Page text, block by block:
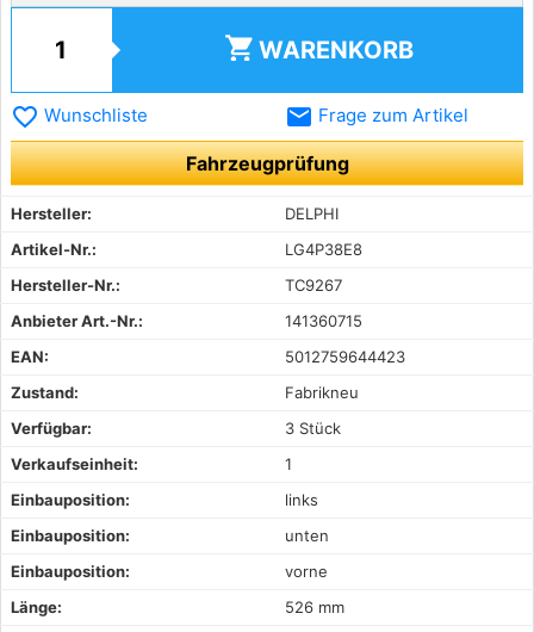
shopping_cart WARENKORB
favorite_border Wunschliste email Frage zum Artikel
Fahrzeugprüfung
Hersteller:
DELPHI
Artikel-Nr.:
LG4P38E8
Hersteller-Nr.:
TC9267
Anbieter Art.-Nr.:
141360715
EAN:
5012759644423
Zustand:
Fabrikneu
Verfügbar:
3 Stück
Verkaufseinheit:
1
Einbauposition:
links
Einbauposition:
unten
Einbauposition:
vorne
Länge:
526 mm